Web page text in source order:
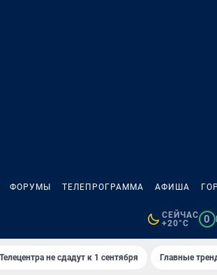
ФОРУМЫ ТЕЛЕПРОГРАММА АФИША
СЕЙЧАС
+20°C
0
не сдадут к 1 сентября Главные